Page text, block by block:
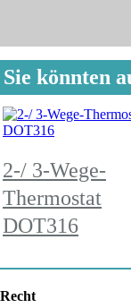
Sie könnten
2-/ 3-Wege-
Thermostat
DOT316
Recht